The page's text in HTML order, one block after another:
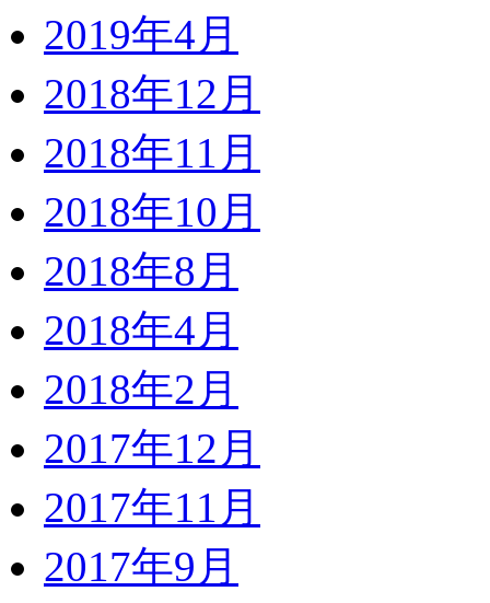
2019年4月
2018年12月
2018年11月
2018年10月
2018年8月
2018年4月
2018年2月
2017年12月
2017年11月
2017年9月